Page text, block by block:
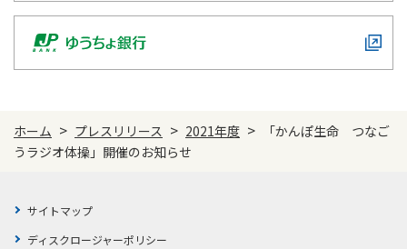
ホーム > プレスリリース > 2021年度 >
「かんぽ生命 つなご
うラジオ体操」開催のお知らせ
サイトマップ
ディスクロージャーポリシー